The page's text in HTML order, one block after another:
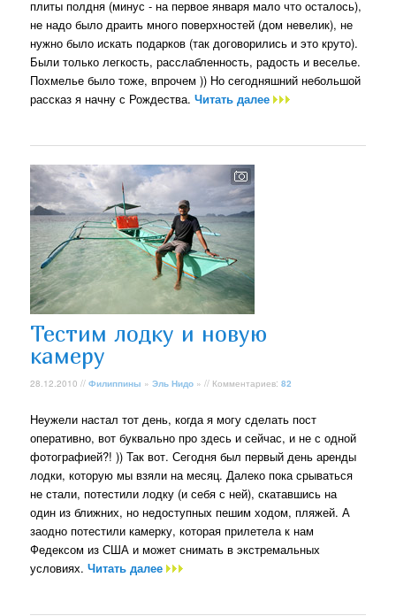
плиты полдня (минус - на первое января мало что осталось),
не надо было драить много поверхностей (дом невелик), не
нужно было искать подарков (так договорились и это круто).
Были только легкость, расслабленность, радость и веселье.
Похмелье было тоже, впрочем )) Но сегодняшний небольшой
рассказ я начну с Рождества.Читать далее
Тестим лодку и новую
камеру
28.12.2010 //Филиппины »Эль Нидо » // Комментариев:82
Неужели настал тот день, когда я могу сделать пост
оперативно, вот буквально про здесь и сейчас, и не с одной
фотографией?! )) Так вот. Сегодня был первый день аренды
лодки, которую мы взяли на месяц. Далеко пока срываться
не стали, потестили лодку (и себя с ней), скатавшись на
один из ближних, но недоступных пешим ходом, пляжей. А
заодно потестили камерку, которая прилетела к нам
Федексом из США и может снимать в экстремальных
условиях.Читать далее